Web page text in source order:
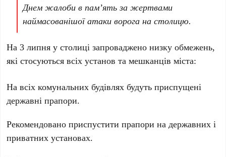
Днем жалоби в памʼять за жертвами
наймасованішої атаки ворога на столицю.
На3 липня у столиці запроваджено низку обмежень,
які стосуються всіх установ та мешканців міста:
На всіх комунальних будівлях будуть приспущені
державні прапори.
Рекомендовано приспустити прапори на державних і
приватних установах.